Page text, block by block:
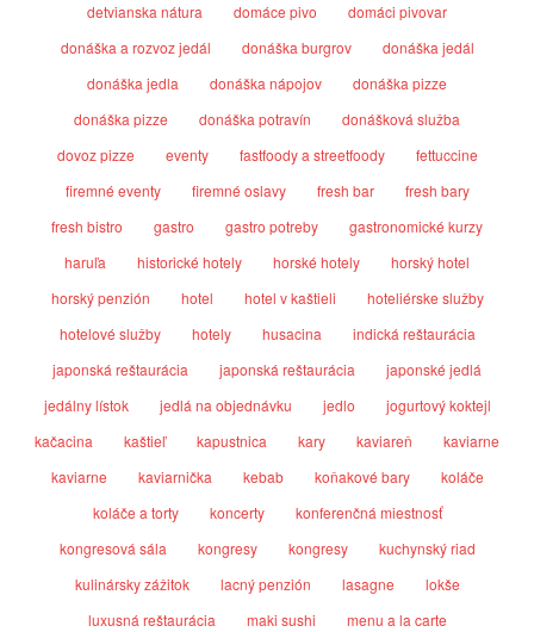
detvianska nátura
domáce pivo
domáci pivovar
donáška a rozvoz jedál
donáška burgrov
donáška jedál
donáška jedla
donáška nápojov
donáška pizze
donáška pizze
donáška potravín
donášková služba
dovoz pizze
eventy fastfoody a streetfoody
fettuccine
firemné eventy
firemné oslavy fresh bar
fresh bary
fresh bistro
gastro gastro potreby
gastronomické kurzy
haruľa
historické hotely horské hotely
horský hotel
horský penzión
hotel hotel v kaštieli
hoteliérske služby
hotelové služby
hotely husacina
indická reštaurácia
japonská reštaurácia
japonská reštaurácia
japonské jedlá
jedálny lístok
jedlá na objednávku jedlo
jogurtový koktejl
kačacina
kaštieľ kapustnica kary kaviareň
kaviarne
kaviarne
kaviarnička kebab koňakové bary
koláče
koláče a torty
koncerty
konferenčná miestnosť
kongresová sála
kongresy kongresy
kuchynský riad
kulinársky zážitok
lacný penzión lasagne
lokše
luxusná reštaurácia
maki sushi
menu a la carte